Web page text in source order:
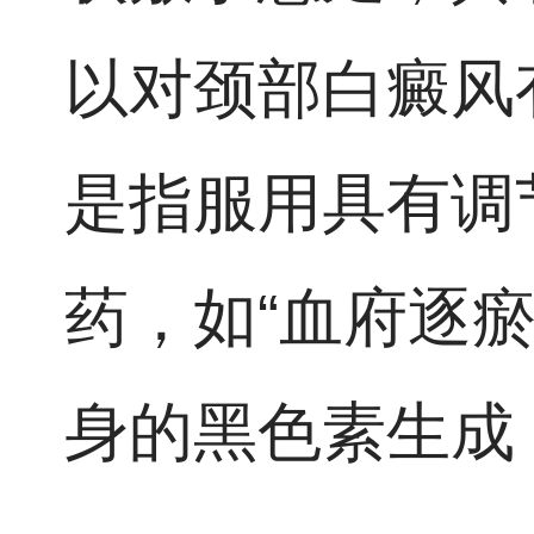
以对颈部白癜
是指服用具有
药，如“血府逐
身的黑色素生